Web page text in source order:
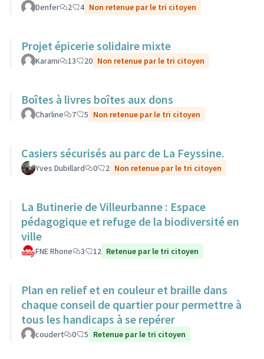
Denfer 2 4 Non retenue par le tri citoyen
Projet épicerie solidaire mixte
Karami 13 20 Non retenue par le tri citoyen
Boîtes à livres boîtes aux dons
Charline 7 5 Non retenue par le tri citoyen
Casiers sécurisés au parc de La Feyssine.
Yves Dubillard 0 2 Non retenue par le tri citoyen
La Butinerie de Villeurbanne : Espace
pédagogique et refuge de la biodiversité en
ville
FNE Rhone 3 12 Retenue par le tri citoyen
Plan en relief et en couleur et braille dans
chaque conseil de quartier pour permettre à
tous les handicaps à se repérer
coudert 0 5 Retenue par le tri citoyen